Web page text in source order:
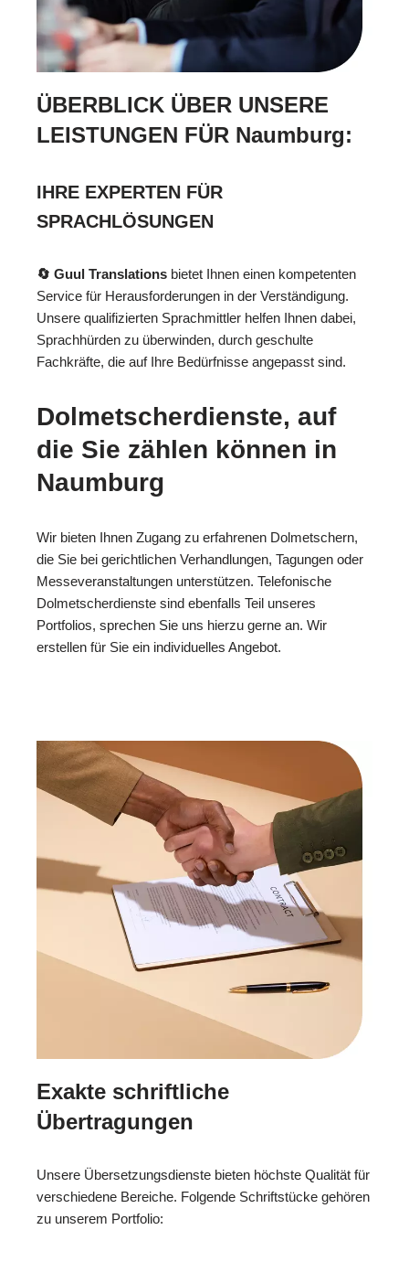
ÜBERBLICK ÜBER UNSERE
LEISTUNGEN FÜR Naumburg:
IHRE EXPERTEN FÜR
SPRACHLÖSUNGEN
🔄 Guul Translations bietet Ihnen einen kompetenten
Service für Herausforderungen in der Verständigung.
Unsere qualifizierten Sprachmittler helfen Ihnen dabei,
Sprachhürden zu überwinden, durch geschulte
Fachkräfte, die auf Ihre Bedürfnisse angepasst sind.
Dolmetscherdienste, auf
die Sie zählen können in
Naumburg
Wir bieten Ihnen Zugang zu erfahrenen Dolmetschern,
die Sie bei gerichtlichen Verhandlungen, Tagungen oder
Messeveranstaltungen unterstützen. Telefonische
Dolmetscherdienste sind ebenfalls Teil unseres
Portfolios, sprechen Sie uns hierzu gerne an. Wir
erstellen für Sie ein individuelles Angebot.
Exakte schriftliche
Übertragungen
Unsere Übersetzungsdienste bieten höchste Qualität für
verschiedene Bereiche. Folgende Schriftstücke gehören
zu unserem Portfolio: